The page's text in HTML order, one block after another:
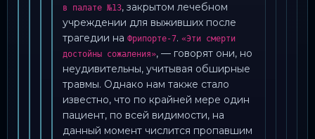
в палате №13, закрытом лечебном
учреждении для выживших после
трагедии на Фрипорте-7. «Эти смерти
достойны сожаления», — говорят они, но
неудивительны, учитывая обширные
травмы. Однако нам также стало
известно, что по крайней мере один
пациент, по всей видимости, на
данный момент числится пропавшим